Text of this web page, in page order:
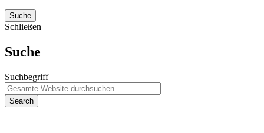
Suche
Schließen
Suche
Suchbegriff